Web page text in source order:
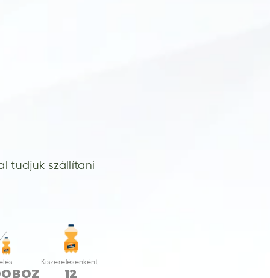
tudjuk szállítani
Kiszerelésenként:
12